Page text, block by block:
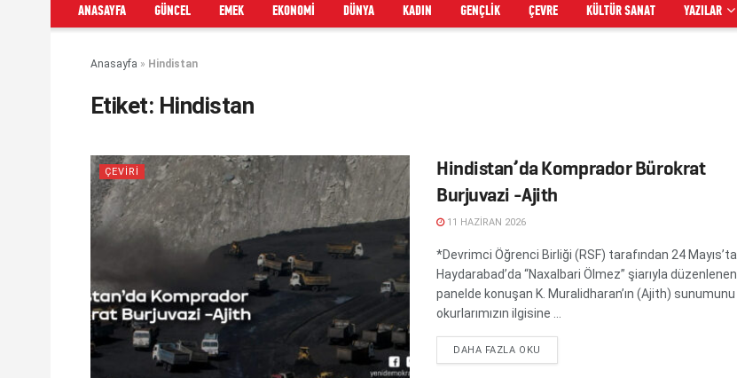
ANASAYFA GÜNCEL EMEK EKONOMI DÜNYA KADIN GENÇLIK ÇEVRE KÜLTÜR SANAT YAZILAR
Anasayfa » Hindistan
Etiket: Hindistan
ÇEVİRİ
Hindistan’da Komprador Bürokrat
Burjuvazi -Ajith
11 HAZIRAN 2026
*Devrimci Öğrenci Birliği (RSF) tarafından 24 Mayıs’ta
Haydarabad’da “Naxalbari Ölmez” şiarıyla düzenlenen
panelde konuşan K. Muralidharan’ın (Ajith) sunumunu
okurlarımızın ilgisine ...
DAHA FAZLA OKU